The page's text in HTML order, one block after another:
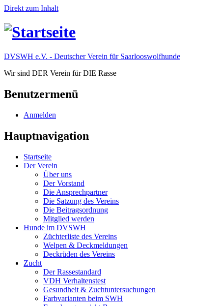
Direkt zum Inhalt
DVSWH e.V. - Deutscher Verein für Saarlooswolfhunde
Wir sind DER Verein für DIE Rasse
Benutzermenü
Anmelden
Hauptnavigation
Startseite
Der Verein
Über uns
Der Vorstand
Die Ansprechpartner
Die Satzung des Vereins
Die Beitragsordnung
Mitglied werden
Hunde im DVSWH
Züchterliste des Vereins
Welpen & Deckmeldungen
Deckrüden des Vereins
Zucht
Der Rassestandard
VDH Verhaltenstest
Gesundheit & Zuchtuntersuchungen
Farbvarianten beim SWH